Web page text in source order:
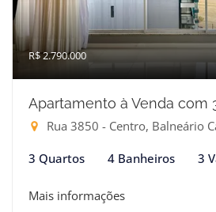
R$ 2.790.000
Apartamento à Venda com
Rua 3850 - Centro, Balneário
3 Quartos 4 Banheiros 3
Mais informações